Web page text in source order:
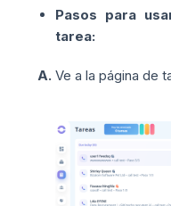
Pasos para
tarea:
A. Ve a la página de